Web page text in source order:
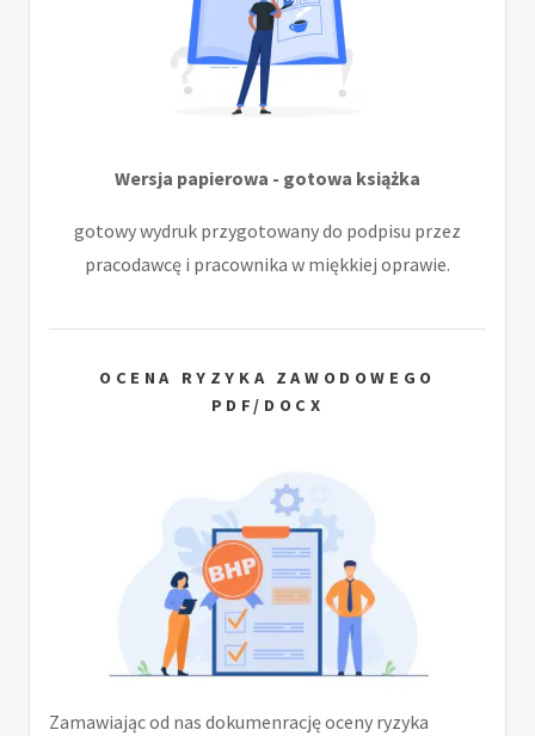
Wersja papierowa - gotowa książka
gotowy wydruk przygotowany do podpisu przez
pracodawcę i pracownika w miękkiej oprawie.
OCENA RYZYKA ZAWODOWEGO
PDF/DOCX
Zamawiając od nas dokumenrację oceny ryzyka